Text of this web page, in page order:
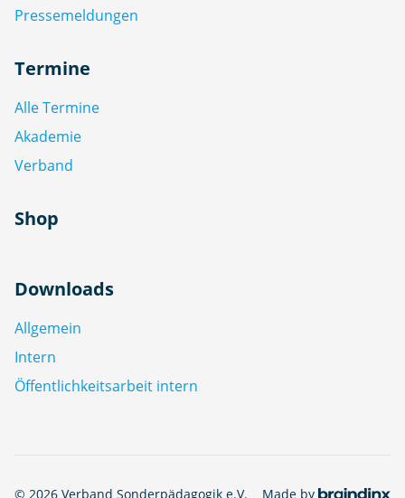
Pressemeldungen
Termine
Alle Termine
Akademie
Verband
Shop
Downloads
Allgemein
Intern
Öffentlichkeitsarbeit intern
© 2026 Verband Sonderpädagogik e.V. Made by